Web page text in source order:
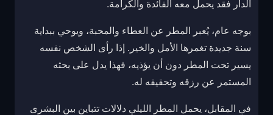
الدار فقد يحمل معه الفائدة والكرامة.
بوجه عام، يُعبر المطر عن العطاء والمحبة، ويوحي ببداية
سنة جديدة تغمرها الأمل والخير. إذا رأى الشخص نفسه
يسير تحت المطر دون أن يؤذيه، فهذا يدل على بحثه
المستمر عن رزقه وتحقيقه له.
في المقابل، يحمل المطر الليلي دلالات تتباين بين البشرى